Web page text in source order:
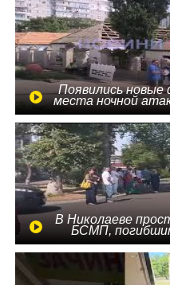
Появились новые
места ночной
В Николаеве
БСМП,